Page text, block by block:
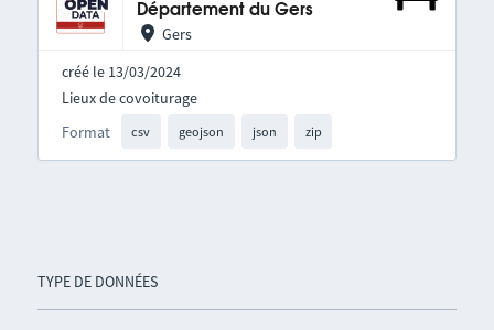
TYPE DE DONNÉES
Département du Gers
Gers
créé le 13/03/2024
Format csv geojson json zip
Lieux de covoiturage